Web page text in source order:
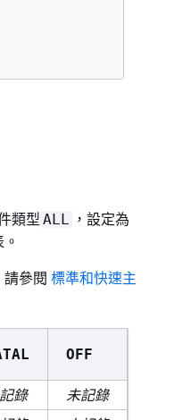
類型 ALL ，設定為
參閱 標準和快速主
OFF
錄
未記錄